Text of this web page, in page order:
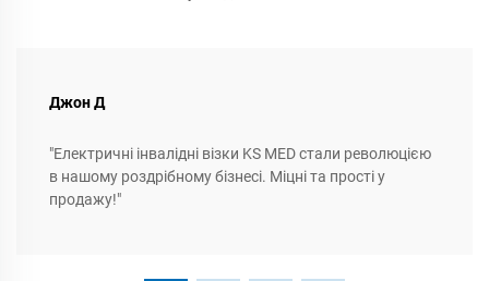
Джон Д
"Електричні інвалідні візки KS MED стали революцією
в нашому роздрібному бізнесі. Міцні та прості у
продажу!"